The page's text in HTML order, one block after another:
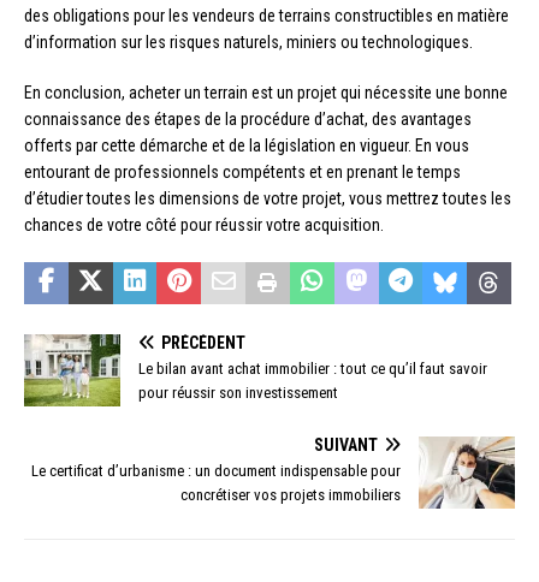
des obligations pour les vendeurs de terrains constructibles en matière
d’information sur les risques naturels, miniers ou technologiques.
En conclusion, acheter un terrain est un projet qui nécessite une bonne
connaissance des étapes de la procédure d’achat, des avantages
offerts par cette démarche et de la législation en vigueur. En vous
entourant de professionnels compétents et en prenant le temps
d’étudier toutes les dimensions de votre projet, vous mettrez toutes les
chances de votre côté pour réussir votre acquisition.
PRÉCÉDENT
Le bilan avant achat immobilier : tout ce qu’il faut savoir
pour réussir son investissement
SUIVANT
Le certificat d’urbanisme : un document indispensable pour
concrétiser vos projets immobiliers